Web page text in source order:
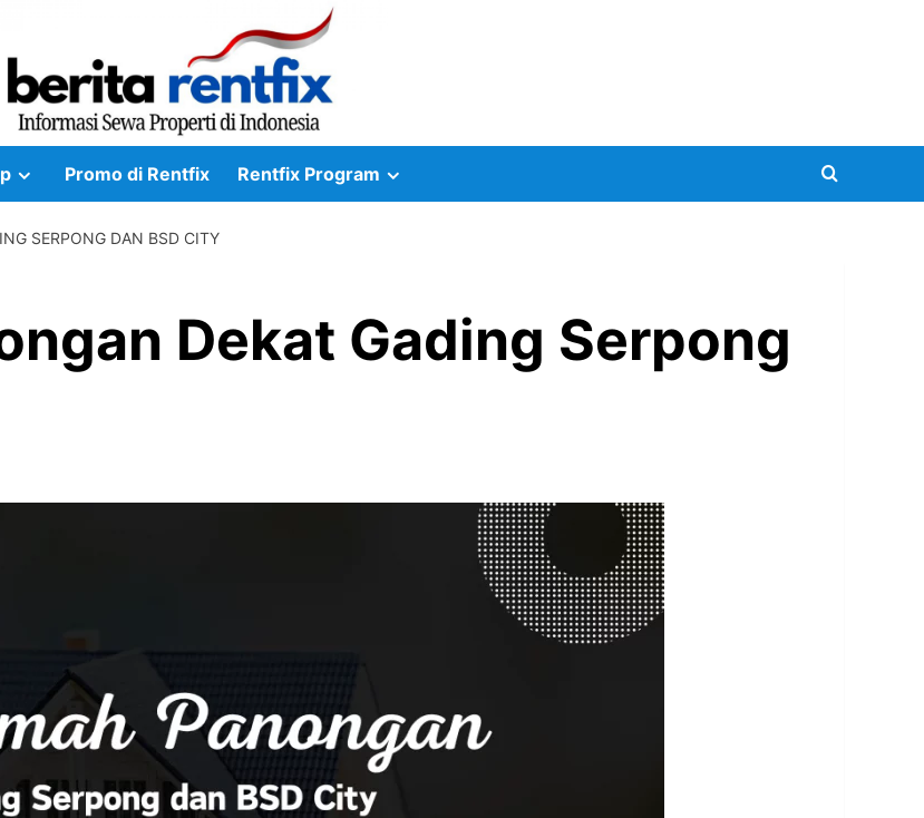
Promo di Rentfix Rentfix Program
SERPONG DAN BSD CITY
Dekat Gading Serpong